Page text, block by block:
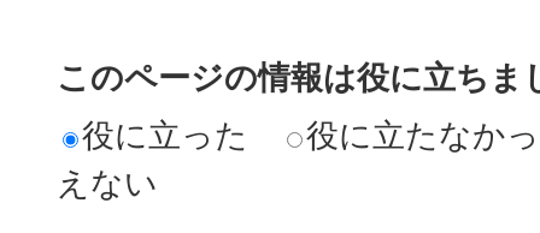
このページの情報は役に立ちま
役に立った
役に立たなか
えない